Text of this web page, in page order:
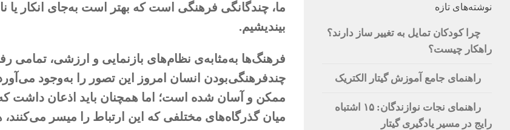
ما، چندگانگی فرهنگی است که بهتر است به‌جای انکار یا
بیندیشیم.
فرهنگ‌ها به‌مثابه‌ی نظام‌های بازنمایی و ارزشی، تمامی
چندفرهنگی‌بودن انسان امروز این تصور را به‌وجود
ممکن و آسان شده است؛ اما همچنان باید اذعان
میان گذرگاه‌های مختلفی که این ارتباط را میسر
نوشته‌های تازه
چرا کودکان تمایل به تغییر ساز دارند؟
راهکار چیست؟
راهنمای جامع آموزش گیتار الکتریک
راهنمای نجات نوازندگان: ۱۵ اشتباه
رایج در مسیر یادگیری گیتار